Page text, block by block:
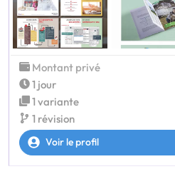
Montant privé
1 jour
1 variante
1 révision
Voir le profil